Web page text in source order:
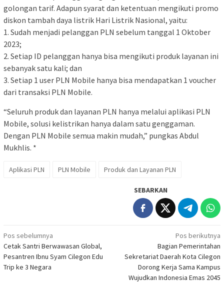
golongan tarif. Adapun syarat dan ketentuan mengikuti promo
diskon tambah daya listrik Hari Listrik Nasional, yaitu:
1. Sudah menjadi pelanggan PLN sebelum tanggal 1 Oktober
2023;
2. Setiap ID pelanggan hanya bisa mengikuti produk layanan ini
sebanyak satu kali; dan
3. Setiap 1 user PLN Mobile hanya bisa mendapatkan 1 voucher
dari transaksi PLN Mobile.
“Seluruh produk dan layanan PLN hanya melalui aplikasi PLN
Mobile, solusi kelistrikan hanya dalam satu genggaman.
Dengan PLN Mobile semua makin mudah,” pungkas Abdul
Mukhlis. *
Aplikasi PLN PLN Mobile Produk dan Layanan PLN
SEBARKAN
Navigasi
pos
Pos sebelumnya
Cetak Santri Berwawasan Global,
Pesantren Ibnu Syam Cilegon Edu
Trip ke 3 Negara
Pos berikutnya
Bagian Pemerintahan
Sekretariat Daerah Kota Cilegon
Dorong Kerja Sama Kampus
Wujudkan Indonesia Emas 2045